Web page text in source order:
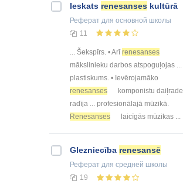
Ieskats renesanses kultūrā
Реферат для основной школы
11
... Šekspīrs. • Arīrenesanses
mākslinieku darbos atspoguļojas ...
plastiskums. • Ievērojamāko
renesanses
komponistu daiļrade
radīja ... profesionālajā mūzikā.
Renesanses
laicīgās mūzikas ...
Glezniecība renesansē
Реферат для средней школы
19